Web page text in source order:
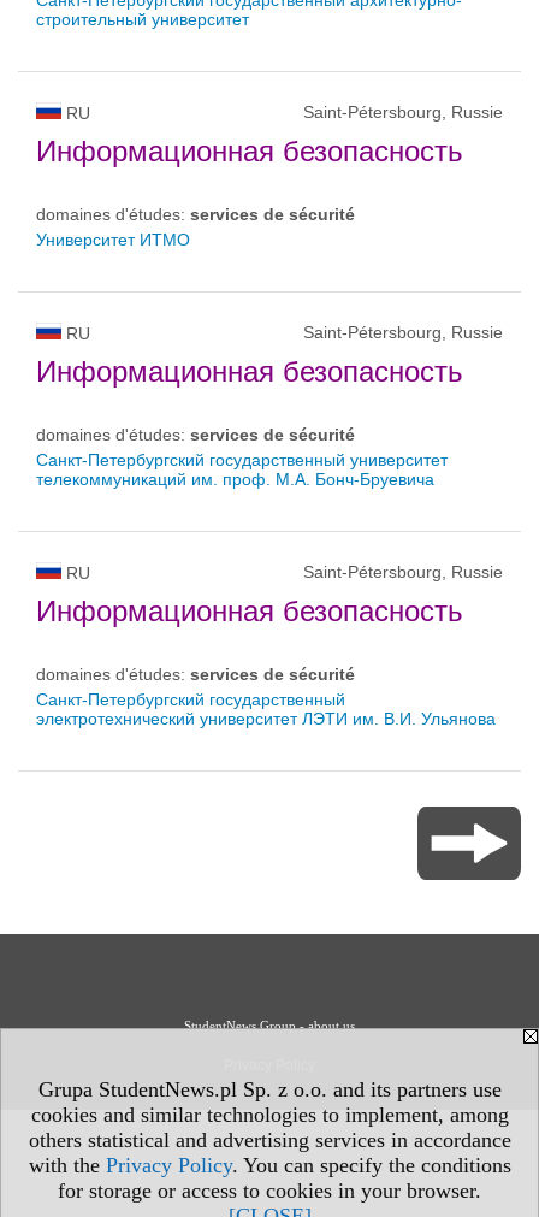
Grupa StudentNews.pl Sp. z o.o. and its partners use
cookies and similar technologies to implement, among
others statistical and advertising services in accordance
with the Privacy Policy. You can specify the conditions
for storage or access to cookies in your browser.
строительный университет
RU Saint-Pétersbourg, Russie
Информационная безопасность
domaines d'études: services de sécurité
Университет ИТМО
RU Saint-Pétersbourg, Russie
Информационная безопасность
domaines d'études: services de sécurité
Санкт-Петербургский государственный университет
телекоммуникаций им. проф. М.А. Бонч-Бруевича
RU Saint-Pétersbourg, Russie
Информационная безопасность
domaines d'études: services de sécurité
Санкт-Петербургский государственный
электротехнический университет ЛЭТИ им. В.И. Ульянова
StudentNews Group - about us